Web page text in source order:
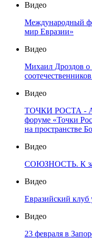
Видео
Международный
мир Евразии»
Видео
Михаил Дроздов
Видео
ТОЧКИ РОСТА -
форуме «Точки
на пространстве
Видео
СОЮЗНОСТЬ. К
Видео
Евразийский
Видео
23 февраля в